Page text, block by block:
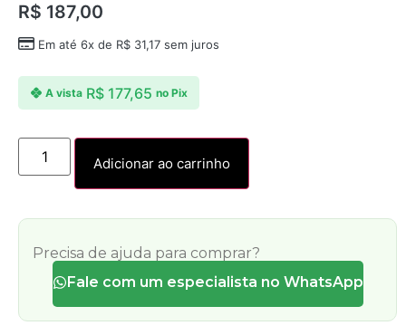
R$ 187,00
Em até 6x de R$ 31,17 sem juros
A vista R$177,65 no Pix
Adicionar ao carrinho
Precisa de ajuda para comprar?
Fale com um especialista no WhatsApp